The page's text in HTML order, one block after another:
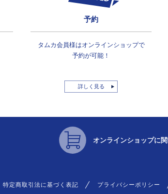
予約
タムカ会員様はオンラインショップで
予約が可能！
詳しく見る
オンラインショップに
特定商取引法に基づく表記 プライバシーポリシー